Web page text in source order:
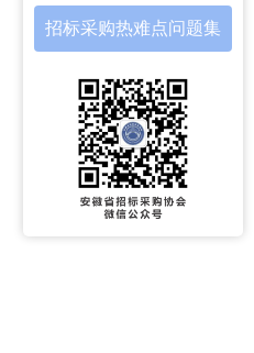
招标采购热难点问题集